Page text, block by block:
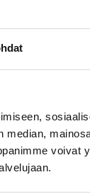
voivat